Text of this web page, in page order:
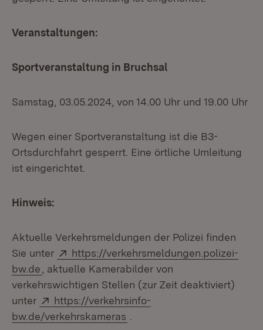
Veranstaltungen:
Sportveranstaltung in Bruchsal
Samstag, 03.05.2024, von 14.00 Uhr und 19.00 Uhr
Wegen einer Sportveranstaltung ist die B3-
Ortsdurchfahrt gesperrt. Eine örtliche Umleitung
ist eingerichtet.
Hinweis:
Aktuelle Verkehrsmeldungen der Polizei finden
Sie unter
Extern:
https://verkehrsmeldungen.polizei-
bw.de (Öffnet in neuem Fenster)
, aktuelle Kamerabilder von
verkehrswichtigen Stellen (zur Zeit deaktiviert)
unter
Extern:
https://verkehrsinfo-
bw.de/verkehrskameras